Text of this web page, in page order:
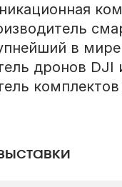
в мире
дронов DJI